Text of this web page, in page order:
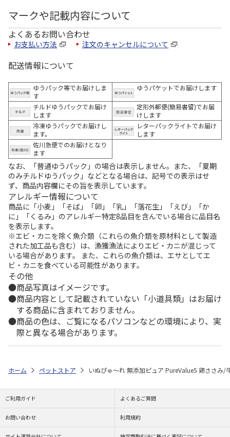
マークや記載内容について
よくあるお問い合わせ
お支払い方法 注文のキャンセルについて
配送情報について
ゆうパック等でお届けしま
す
ゆうパケットでお届けします
チルドゆうパックでお届け
します
定形外郵便(簡易書留)でお届
けします
冷凍ゆうパックでお届けし
ます。
レターパックライトでお届け
します
佐川急便でのお届けとなり
ます
なお、「普通ゆうパック」の場合は表示しません。また、「夏期
のみチルドゆうパック」などとなる場合は、記号での表示はせ
ず、商品内容欄にその旨を表示しています。
アレルギー情報について
商品に「小麦」「そば」「卵」「乳」「落花生」「えび」「か
に」「くるみ」のアレルギー特定8品目を含んでいる場合に品目名
を表示します。
※エビ・カニを除く魚介類（これらの魚介類を原材料として製造
された加工品も含む）は、漁獲漁法によりエビ・カニが混じって
いる場合があります。 また、これらの魚介類は、エサとしてエ
ビ・カニを食べている可能性があります。
その他
商品写真はイメージです。
商品内容として記載されていない「小道具類」はお届け
する商品に含まれておりません。
商品の色は、ご覧になるパソコンなどの環境により、実
際と異なる場合があります。
ホーム ペットストア いぬぴゅ～れ 無添加ピュア PureValue5 鶏ささみ
ご利用ガイド よくあるご質問
お問い合わせ 利用規約